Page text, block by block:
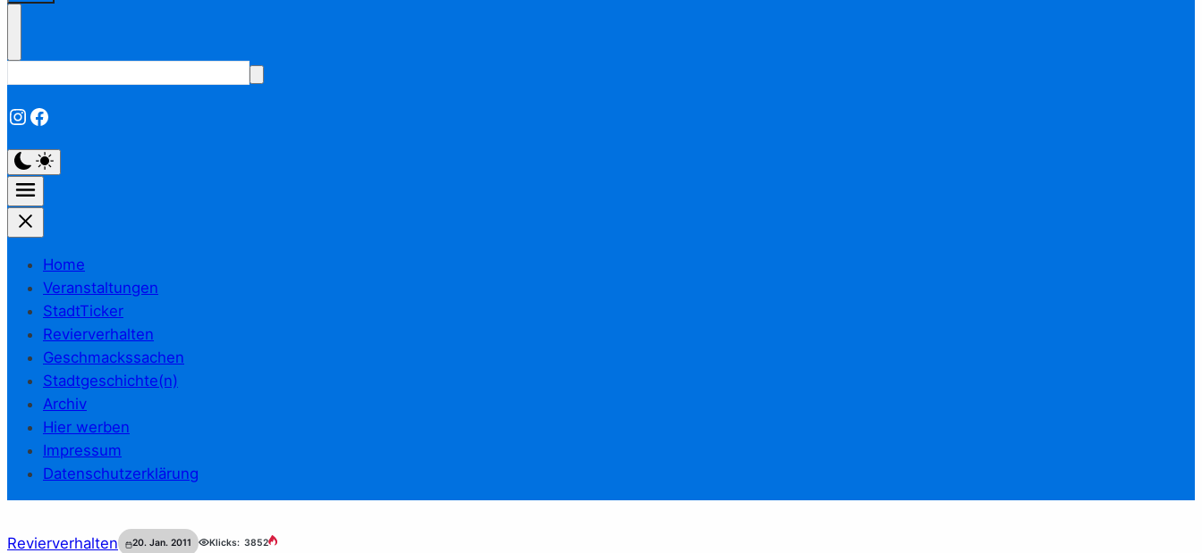
Instagram
Facebook
Home
Veranstaltungen
StadtTicker
Revierverhalten
Geschmackssachen
Stadtgeschichte(n)
Archiv
Hier werben
Impressum
Datenschutzerklärung
Revierverhalten 20. Jan. 2011 Klicks: 3852